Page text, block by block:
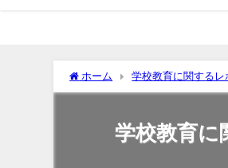
ホーム 学校教育に関するレ
学校教育に